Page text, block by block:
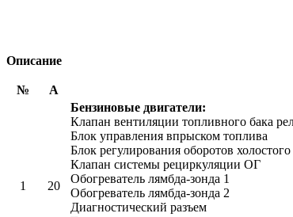
Описание
№ А
1 20
Бензиновые двигатели:
Клапан вентиляции топливного бака
Блок управления впрыском топлива
Блок регулирования оборотов холостого
Клапан системы рециркуляции ОГ
Обогреватель лямбда-зонда 1
Обогреватель лямбда-зонда 2
Диагностический разъем